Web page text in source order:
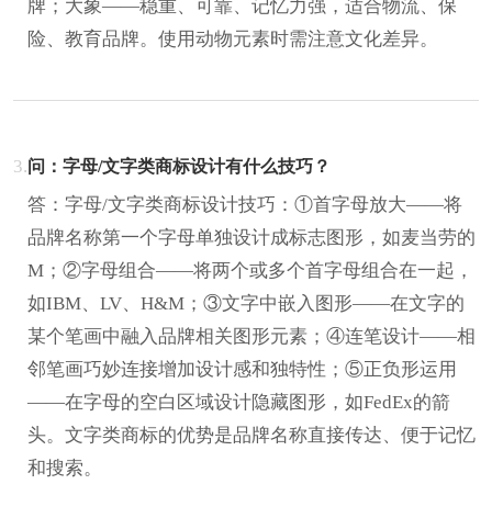
牌；大象——稳重、可靠、记忆力强，适合物流、保
险、教育品牌。使用动物元素时需注意文化差异。
3.问：字母/文字类商标设计有什么技巧？
答：字母/文字类商标设计技巧：①首字母放大——将
品牌名称第一个字母单独设计成标志图形，如麦当劳的
M；②字母组合——将两个或多个首字母组合在一起，
如IBM、LV、H&M；③文字中嵌入图形——在文字的
某个笔画中融入品牌相关图形元素；④连笔设计——相
邻笔画巧妙连接增加设计感和独特性；⑤正负形运用
——在字母的空白区域设计隐藏图形，如FedEx的箭
头。文字类商标的优势是品牌名称直接传达、便于记忆
和搜索。